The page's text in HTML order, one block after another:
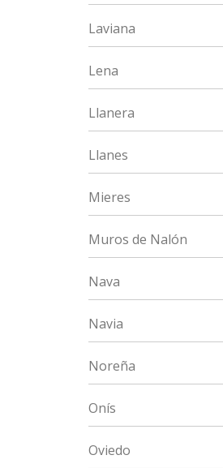
Laviana
Lena
Llanera
Llanes
Mieres
Muros de Nalón
Nava
Navia
Noreña
Onís
Oviedo